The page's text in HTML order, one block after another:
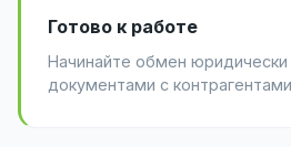
Готово к работе
Начинайте обмен
документами с